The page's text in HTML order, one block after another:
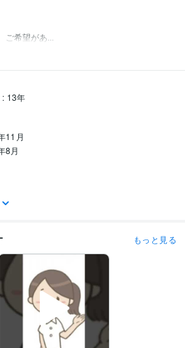
希望があ...
13年
11月
8月
話相談
もっと見る